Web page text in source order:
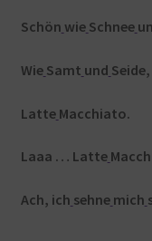
Schön wie Schnee
Wie Samt und
Latte Macchiato.
Laaa … Latte
Ach, ich sehne mich